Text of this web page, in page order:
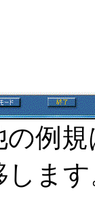
例
ます